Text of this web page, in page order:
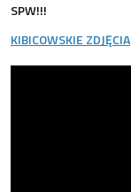
SPW!!!
KIBICOWSKIE ZDJĘCIA